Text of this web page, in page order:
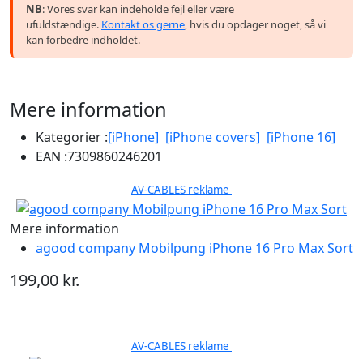
NB: Vores svar kan indeholde fejl eller være
ufuldstændige. Kontakt os gerne, hvis du opdager noget, så vi
kan forbedre indholdet.
Mere information
Kategorier :[iPhone] [iPhone covers] [iPhone 16]
EAN :7309860246201
AV-CABLES reklame
Mere information
agood company Mobilpung iPhone 16 Pro Max Sort
199,00 kr.
AV-CABLES reklame